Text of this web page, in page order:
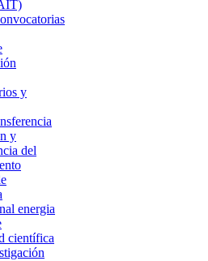
y
y
del
energia
científica